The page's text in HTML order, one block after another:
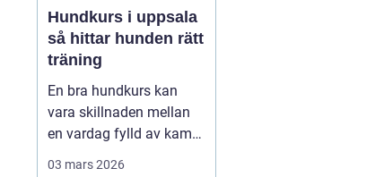
Hundkurs i uppsala
så hittar hunden rätt
träning
En bra hundkurs kan
vara skillnaden mellan
en vardag fylld av kamp
03 mars 2026